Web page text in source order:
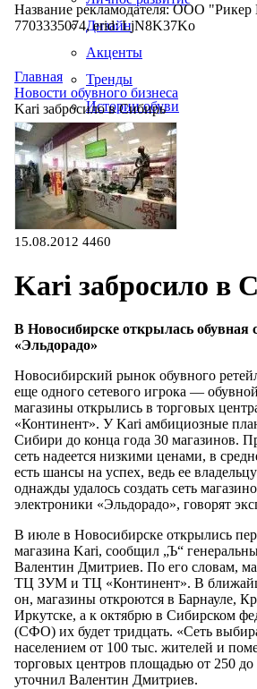
Дизайн
Акценты
Тренды
Истории обуви
Производство
Название рекламодателя: ООО
7703335074, erid: LjN8K37Ko
Главная
Новости обувного бизнеса
Kari забросило в Сибирь
15.08.2012 4460
Kari забросило в
В Новосибирске открылась обувная
«Эльдорадо»
Новосибирский рынок обувного
еще одного сетевого игрока —
магазины открылись в торговых
«Континент». У Kari амбициозные
Сибири до конца года 30 магазинов.
сеть надеется низкими ценами, в
есть шансы на успех, ведь ее
однажды удалось создать сеть
электроники «Эльдорадо», говорят
В июле в Новосибирске открылись
магазина Kari, сообщил „Ъ“
Валентин Дмитриев. По его словам,
ТЦ ЗУМ и ТЦ «Континент». В
он, магазины откроются в Барнауле,
Иркутске, а к октябрю в Сибирском
(СФО) их будет тридцать. «Сеть
населением от 100 тыс. жителей и
торговых центров площадью от 250
уточнил Валентин Дмитриев.